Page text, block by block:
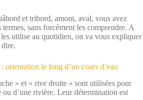
et tribord, amont, aval, vous avez
termes, sans forcément les comprendre. A
utilise au quotidien, on va vous expliquer
orientation le long d’un cours d’eau
» et « rive droite » sont utilisées pour
ou d’une rivière. Leur détermination est